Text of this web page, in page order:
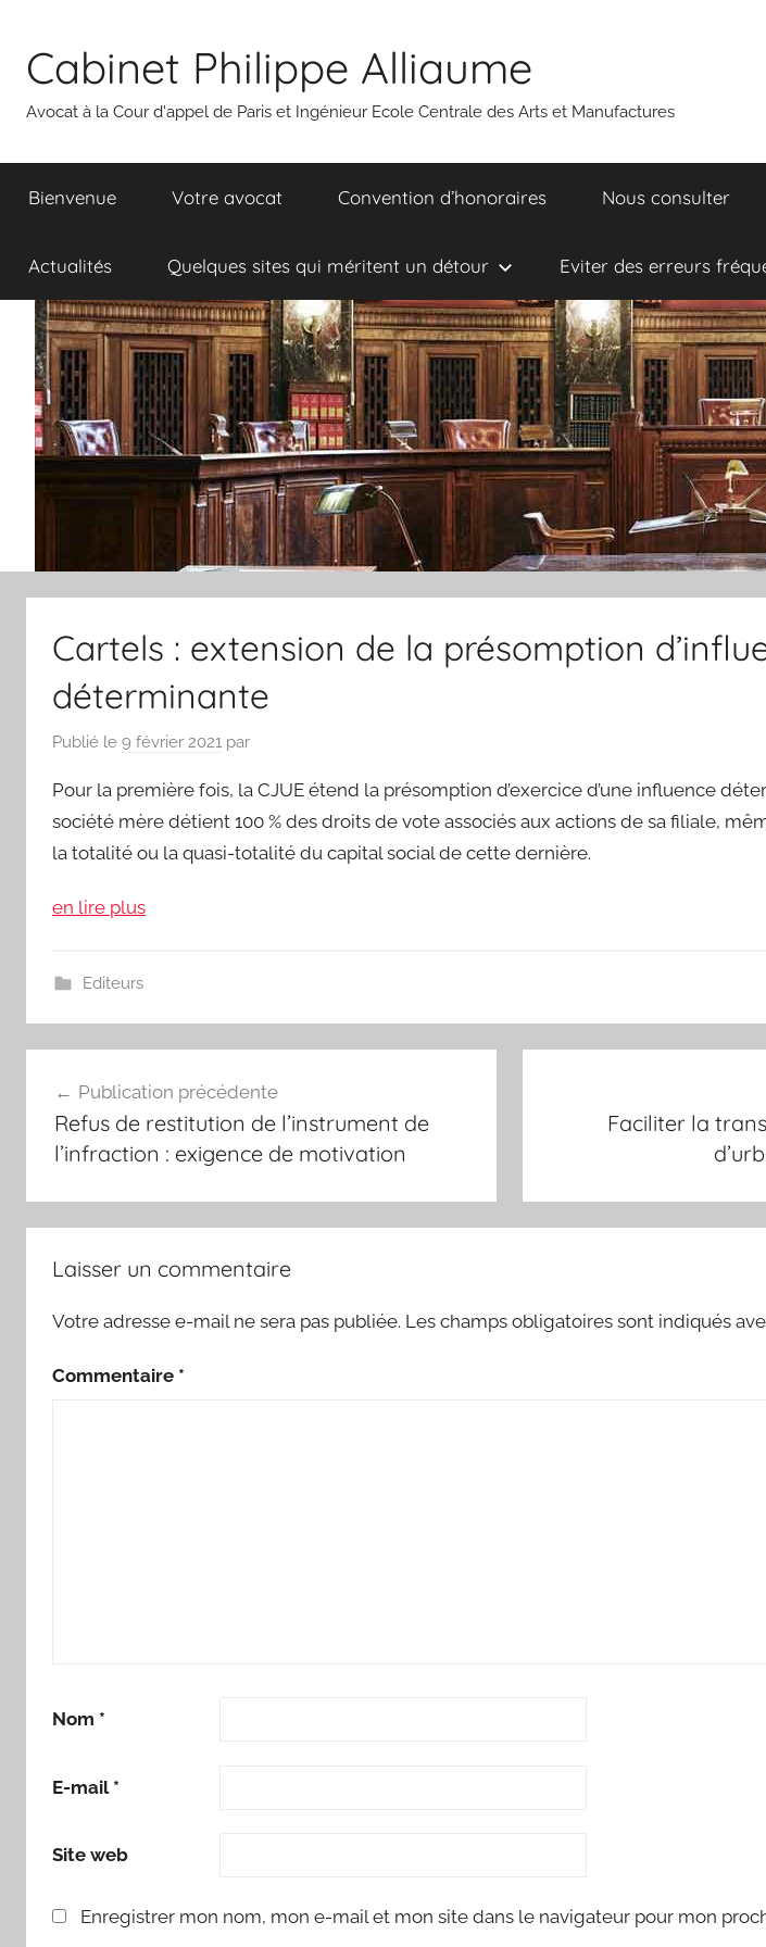
contenu
Cabinet Philippe Alliaume
Avocat à la Cour d'appel de Paris et Ingénieur Ecole Centrale des Arts et Manufactures
Bienvenue Votre avocat Convention d’honoraires Nous consulter
Actualités Quelques sites qui méritent un détour Eviter des erreurs
Cartels : extension de la présomption
déterminante
Publié le 9 février 2021 par
Pour la première fois, la CJUE étend la présomption d’exercice d’une influence
société mère détient 100 % des droits de vote associés aux actions de sa filiale,
la totalité ou la quasi-totalité du capital social de cette dernière.
en lire plus
Editeurs
de
l’article
Publication précédente
Refus de restitution de l’instrument de
l’infraction : exigence de motivation
Faciliter la
Laisser un commentaire
Votre adresse e-mail ne sera pas publiée. Les champs obligatoires sont indiqués
Commentaire *
Nom *
E-mail *
Site web
Enregistrer mon nom, mon e-mail et mon site dans le navigateur pour mon